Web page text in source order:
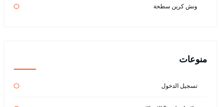
ونش كرين سطحة
منوعات
تسجيل الدخول